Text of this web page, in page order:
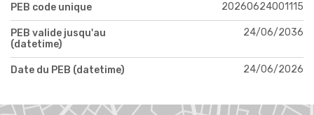
PEB code unique 20260624001115
PEB valide jusqu'au
(datetime)
24/06/2036
Date du PEB (datetime) 24/06/2026